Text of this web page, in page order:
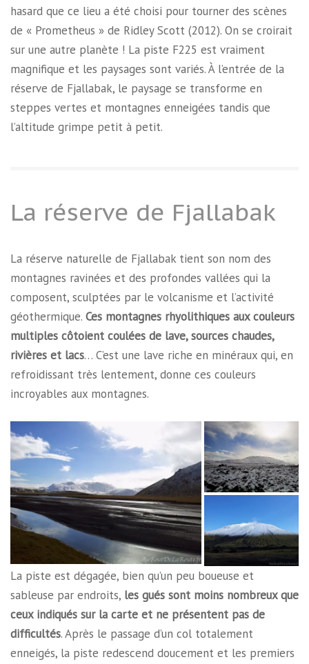
hasard que ce lieu a été choisi pour tourner des scènes
de « Prometheus » de Ridley Scott (2012). On se croirait
sur une autre planète ! La piste F225 est vraiment
magnifique et les paysages sont variés. À l’entrée de la
réserve de Fjallabak, le paysage se transforme en
steppes vertes et montagnes enneigées tandis que
l’altitude grimpe petit à petit.
La réserve de Fjallabak
La réserve naturelle de Fjallabak tient son nom des
montagnes ravinées et des profondes vallées qui la
composent, sculptées par le volcanisme et l’activité
géothermique. Ces montagnes rhyolithiques aux couleurs
multiples côtoient coulées de lave, sources chaudes,
rivières et lacs… C’est une lave riche en minéraux qui, en
refroidissant très lentement, donne ces couleurs
incroyables aux montagnes.
La piste est dégagée, bien qu’un peu boueuse et
sableuse par endroits, les gués sont moins nombreux que
ceux indiqués sur la carte et ne présentent pas de
difficultés. Après le passage d’un col totalement
enneigés, la piste redescend doucement et les premiers